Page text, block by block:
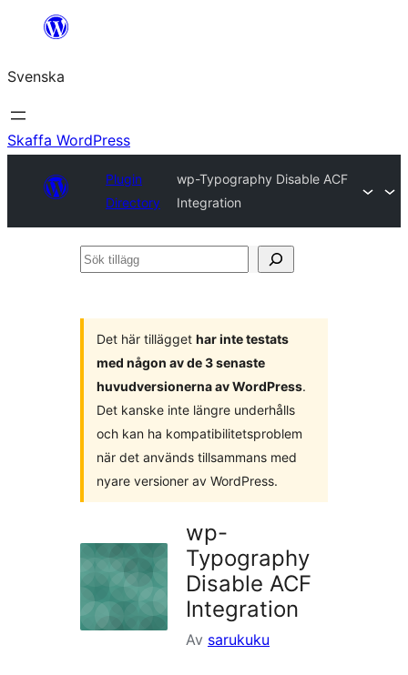
Hoppa
innehåll
Svenska
Skaffa WordPress
Plugin
Directory
wp-Typography Disable ACF
Integration
Sök
Det här tillägget har inte testats
med någon av de 3 senaste
huvudversionerna av WordPress.
Det kanske inte längre underhålls
och kan ha kompatibilitetsproblem
när det används tillsammans med
nyare versioner av WordPress.
wp-
Typography
Disable ACF
Integration
Av sarukuku